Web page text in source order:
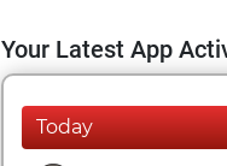
Your Latest App
Today